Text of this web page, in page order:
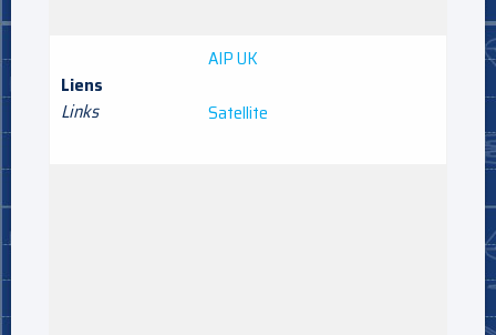
Liens
Links
AIP UK
Satellite